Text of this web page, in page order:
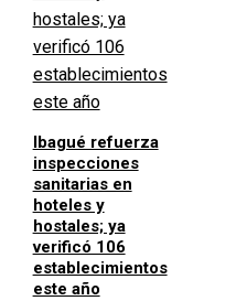
Ibagué refuerza
inspecciones
sanitarias en
hoteles y
hostales; ya
verificó 106
establecimientos
este año